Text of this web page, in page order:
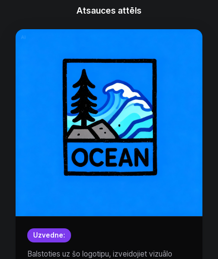
Atsauces attēls
Uzvedne:
Balstoties uz šo logotipu, izveidojiet vizuālo